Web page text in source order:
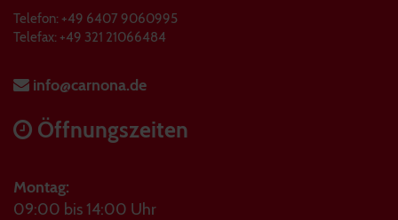
Telefon: +49 6407 9060995
Telefax: +49 321 21066484
info@carnona.de
Öffnungszeiten
Montag:
09:00 bis 14:00 Uhr